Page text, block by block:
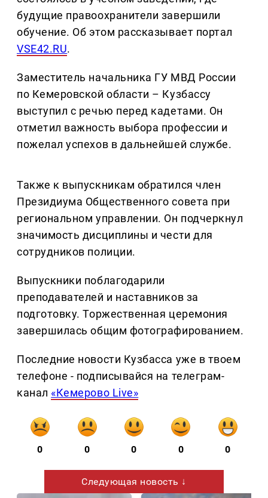
будущие правоохранители завершили
обучение. Об этом рассказывает портал
VSE42.RU.
Заместитель начальника ГУ МВД России
по Кемеровской области – Кузбассу
выступил с речью перед кадетами. Он
отметил важность выбора профессии и
пожелал успехов в дальнейшей службе.
Также к выпускникам обратился член
Президиума Общественного совета при
региональном управлении. Он подчеркнул
значимость дисциплины и чести для
сотрудников полиции.
Выпускники поблагодарили
преподавателей и наставников за
подготовку. Торжественная церемония
завершилась общим фотографированием.
Последние новости Кузбасса уже в твоем
телефоне - подписывайся на телеграм-
канал «Кемерово Live»
0 0 0 0 0
Следующая новость ↓